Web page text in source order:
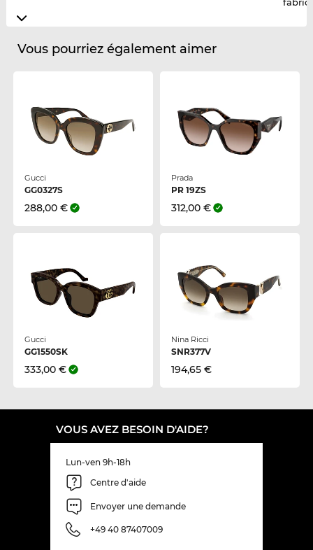
Vous pourriez également aimer
Gucci
GG0327S
288,00 €
Prada
PR 19ZS
312,00 €
Gucci
GG1550SK
333,00 €
Nina Ricci
SNR377V
194,65 €
VOUS AVEZ BESOIN D'AIDE?
Lun-ven 9h-18h
Centre d'aide
Envoyer une demande
+49 40 87407009